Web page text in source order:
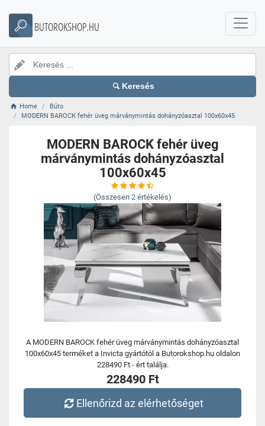
BUTOROKSHOP.HU
Keresés
Home
Búto
MODERN BAROCK fehér üveg márványmintás dohányzóasztal 100x60x45
MODERN BAROCK fehér üveg
márványmintás dohányzóasztal
100x60x45
(Összesen 2 értékelés)
A MODERN BAROCK fehér üveg márványmintás dohányzóasztal
100x60x45 terméket a Invicta gyártótól a Butorokshop.hu oldalon
228490 Ft - ért találja.
228490 Ft
Ellenőrizd az elérhetőséget